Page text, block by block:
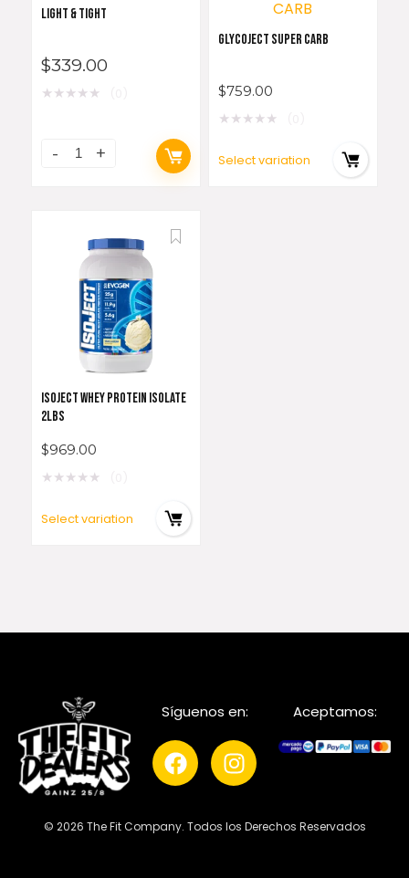
LIGHT & TIGHT
$339.00
★★★★★
GLYCOJECT SUPER CARB
$759.00
★★★★★
Select variation
ISOJECT WHEY PROTEIN ISOLATE
2LBS
$969.00
★★★★★
Select variation
Síguenos en: Aceptamos:
© 2026 The Fit Company. Todos los Derechos Reservados